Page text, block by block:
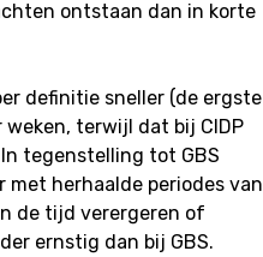
ontstaan dan in korte
definitie sneller (de ergste
terwijl dat bij CIDP
tegenstelling tot GBS
met herhaalde periodes van
de tijd verergeren of
ernstig dan bij GBS.